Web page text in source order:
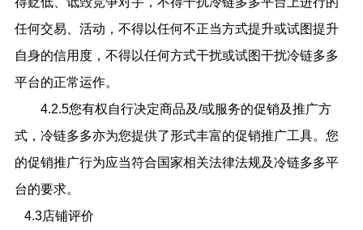
任何交易、活动，不得以任何不正当方式提升或试图提升
自身的信用度，不得以任何方式干扰或试图干扰冷链多多
平台的正常运作。
4.2.5您有权自行决定商品及/或服务的促销及推广方
式， 冷链多多亦为您提供了形式丰富的促销推广工具。您
的促销推广行为应当符合国家相关法律法规及冷链多多平
台的要求。
4.3店铺评价